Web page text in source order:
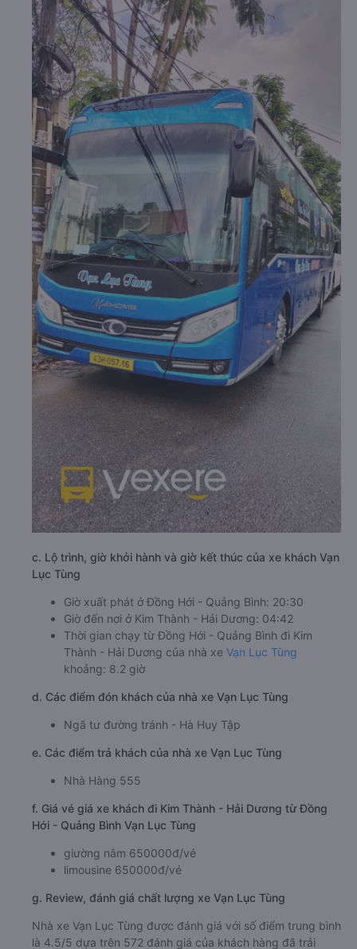
c. Lộ trình, giờ khởi hành và giờ kết thúc của xe khách Vạn
Lục Tùng
Giờ xuất phát ở Đồng Hới - Quảng Bình: 20:30
Giờ đến nơi ở Kim Thành - Hải Dương: 04:42
Thời gian chạy từ Đồng Hới - Quảng Bình đi Kim
Thành - Hải Dương của nhà xe Vạn Lục Tùng
khoảng: 8.2 giờ
d. Các điểm đón khách của nhà xe Vạn Lục Tùng
Ngã tư đường tránh - Hà Huy Tập
e. Các điểm trả khách của nhà xe Vạn Lục Tùng
Nhà Hàng 555
f. Giá vé giá xe khách đi Kim Thành - Hải Dương từ Đồng
Hới - Quảng Bình Vạn Lục Tùng
giường nằm 650000đ/vé
limousine 650000đ/vé
g. Review, đánh giá chất lượng xe Vạn Lục Tùng
Nhà xe Vạn Lục Tùng được đánh giá với số điểm trung bình
là 4.5/5 dựa trên 572 đánh giá của khách hàng đã trải